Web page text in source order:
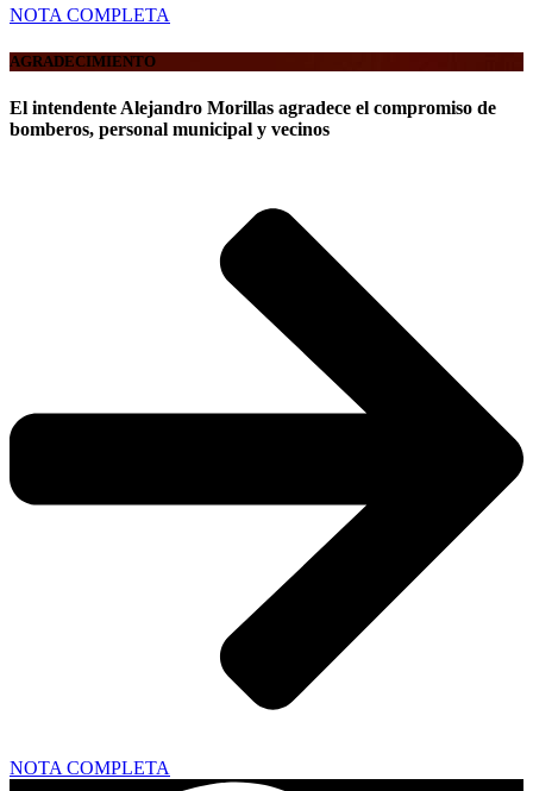
NOTA COMPLETA
AGRADECIMIENTO
El intendente Alejandro Morillas agradece el compromiso de
bomberos, personal municipal y vecinos
NOTA COMPLETA